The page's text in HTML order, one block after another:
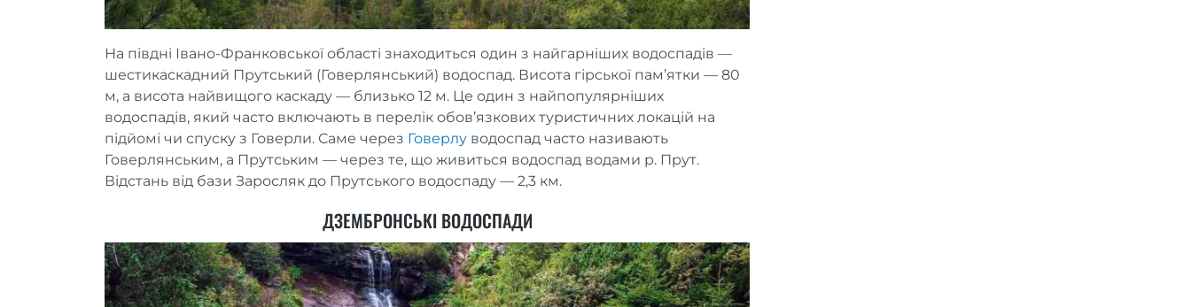
На півдні Івано-Франковської області знаходиться один з найгарніших водоспадів —
шестикаскадний Прутський (Говерлянський) водоспад. Висота гірської пам’ятки — 80
м, а висота найвищого каскаду — близько 12 м. Це один з найпопулярніших
водоспадів, який часто включають в перелік обов’язкових туристичних локацій на
підйомі чи спуску з Говерли. Саме через Говерлу водоспад часто називають
Говерлянським, а Прутським — через те, що живиться водоспад водами р. Прут.
Відстань від бази Заросляк до Прутського водоспаду — 2,3 км.
ДЗЕМБРОНСЬКІ ВОДОСПАДИ